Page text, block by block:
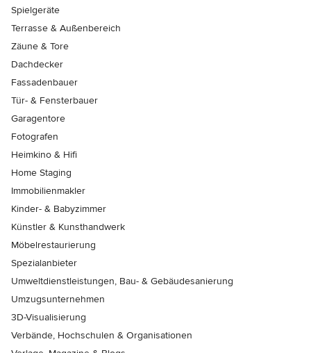
Spielgeräte
Terrasse & Außenbereich
Zäune & Tore
Dachdecker
Fassadenbauer
Tür- & Fensterbauer
Garagentore
Fotografen
Heimkino & Hifi
Home Staging
Immobilienmakler
Kinder- & Babyzimmer
Künstler & Kunsthandwerk
Möbelrestaurierung
Spezialanbieter
Umweltdienstleistungen, Bau- & Gebäudesanierung
Umzugsunternehmen
3D-Visualisierung
Verbände, Hochschulen & Organisationen